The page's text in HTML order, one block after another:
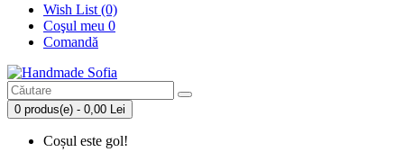
Wish List (0)
Coşul meu 0
Comandă
0 produs(e) - 0,00 Lei
Coșul este gol!